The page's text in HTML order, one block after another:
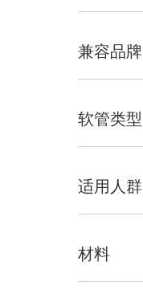
兼容品牌
软管类型
适用人群
材料